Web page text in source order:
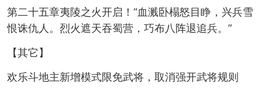
第二十五章夷陵之火开启！“血溅卧榻怒目睁，兴兵雪
恨诛仇人。烈火遮天吞蜀营，巧布八阵退追兵。”
【其它】
欢乐斗地主新增模式限免武将，取消强开武将规则